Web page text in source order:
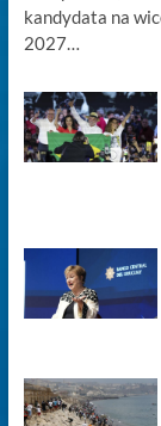
kandydata na
2027…